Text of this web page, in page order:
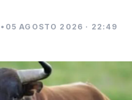
• 05 AGOSTO 2026 · 22:49